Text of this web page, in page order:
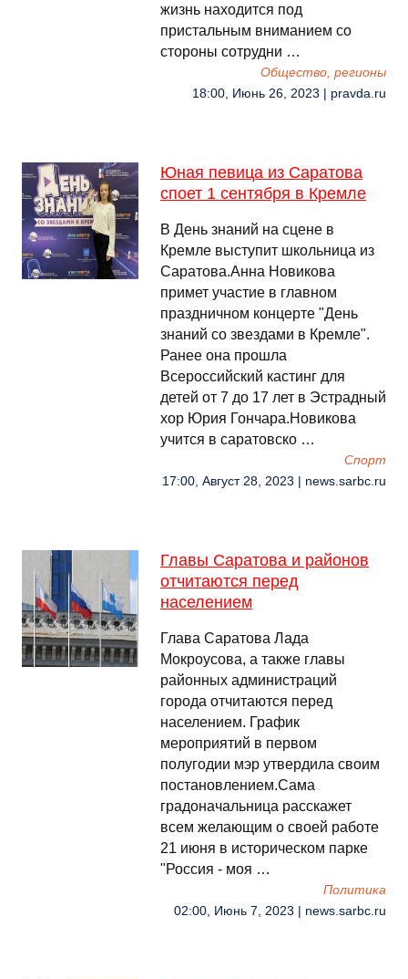
жизнь находится под
пристальным вниманием со
стороны сотрудни …
Общество, регионы
18:00, Июнь 26, 2023 | pravda.ru
Юная певица из Саратова
споет 1 сентября в Кремле
В День знаний на сцене в
Кремле выступит школьница из
Саратова.Анна Новикова
примет участие в главном
праздничном концерте "День
знаний со звездами в Кремле".
Ранее она прошла
Всероссийский кастинг для
детей от 7 до 17 лет в Эстрадный
хор Юрия Гончара.Новикова
учится в саратовско …
Спорт
17:00, Август 28, 2023 | news.sarbc.ru
Главы Саратова и районов
отчитаются перед
населением
Глава Саратова Лада
Мокроусова, а также главы
районных администраций
города отчитаются перед
населением. График
мероприятий в первом
полугодии мэр утвердила своим
постановлением.Сама
градоначальница расскажет
всем желающим о своей работе
21 июня в историческом парке
"Россия - моя …
Политика
02:00, Июнь 7, 2023 | news.sarbc.ru